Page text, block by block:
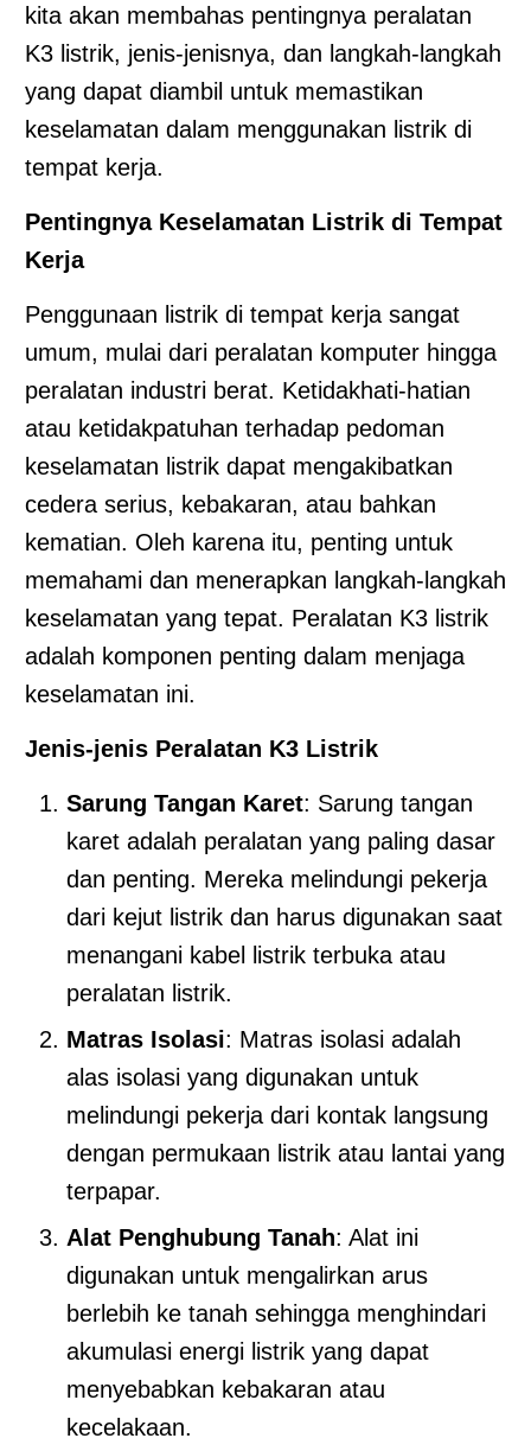
kita akan membahas pentingnya peralatan
K3 listrik, jenis-jenisnya, dan langkah-langkah
yang dapat diambil untuk memastikan
keselamatan dalam menggunakan listrik di
tempat kerja.
Pentingnya Keselamatan Listrik di Tempat
Kerja
Penggunaan listrik di tempat kerja sangat
umum, mulai dari peralatan komputer hingga
peralatan industri berat. Ketidakhati-hatian
atau ketidakpatuhan terhadap pedoman
keselamatan listrik dapat mengakibatkan
cedera serius, kebakaran, atau bahkan
kematian. Oleh karena itu, penting untuk
memahami dan menerapkan langkah-langkah
keselamatan yang tepat. Peralatan K3 listrik
adalah komponen penting dalam menjaga
keselamatan ini.
Jenis-jenis Peralatan K3 Listrik
Sarung Tangan Karet: Sarung tangan
karet adalah peralatan yang paling dasar
dan penting. Mereka melindungi pekerja
dari kejut listrik dan harus digunakan saat
menangani kabel listrik terbuka atau
peralatan listrik.
Matras Isolasi: Matras isolasi adalah
alas isolasi yang digunakan untuk
melindungi pekerja dari kontak langsung
dengan permukaan listrik atau lantai yang
terpapar.
Alat Penghubung Tanah: Alat ini
digunakan untuk mengalirkan arus
berlebih ke tanah sehingga menghindari
akumulasi energi listrik yang dapat
menyebabkan kebakaran atau
kecelakaan.